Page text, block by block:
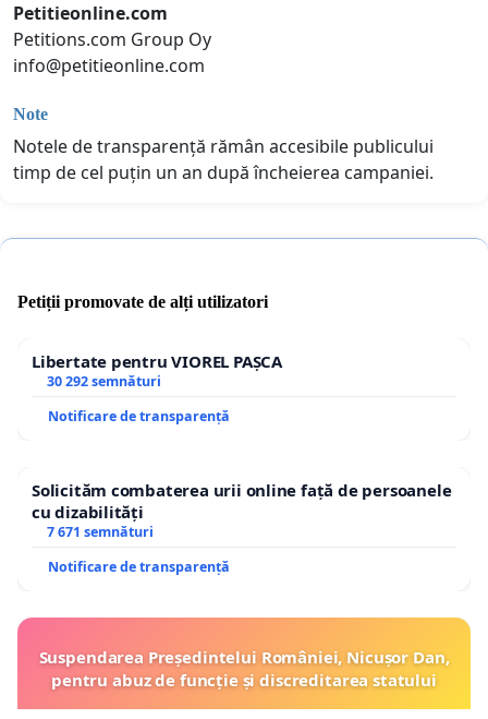
Petitieonline.com
Petitions.com Group Oy
info@petitieonline.com
Note
Notele de transparență rămân accesibile publicului
timp de cel puțin un an după încheierea campaniei.
Petiții promovate de alți utilizatori
Libertate pentru VIOREL PAȘCA
30 292 semnături
Notificare de transparență
Solicităm combaterea urii online față de persoanele
cu dizabilități
7 671 semnături
Notificare de transparență
Suspendarea Președintelui României, Nicușor Dan,
pentru abuz de funcție și discreditarea statului